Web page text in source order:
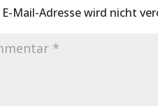
E-Mail-Adresse wird nicht